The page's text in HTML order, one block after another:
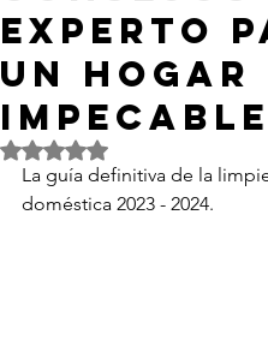
experto
un hogar
impecable
Obtuvo NaN de 5 estrellas.
La guía definitiva de la
doméstica 2023 - 2024.